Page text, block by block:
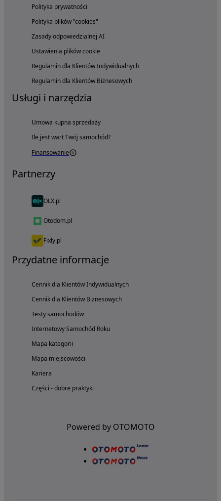
Polityka prywatności
Polityka plików "cookies"
Zasady odpowiedzialnej AI
Ustawienia plików cookie
Regulamin dla Klientów Indywidualnych
Regulamin dla Klientów Biznesowych
Usługi i narzędzia
Umowa kupna sprzedaży
Ile jest wart Twój samochód?
Finansowanie
Partnerzy
OLX.pl
Otodom.pl
Fixly.pl
Przydatne informacje
Cennik dla Klientów Indywidualnych
Cennik dla Klientów Biznesowych
Testy samochodów
Internetowy Samochód Roku
Mapa kategorii
Mapa miejscowości
Kariera
Części - dobre praktyki
Powered by OTOMOTO